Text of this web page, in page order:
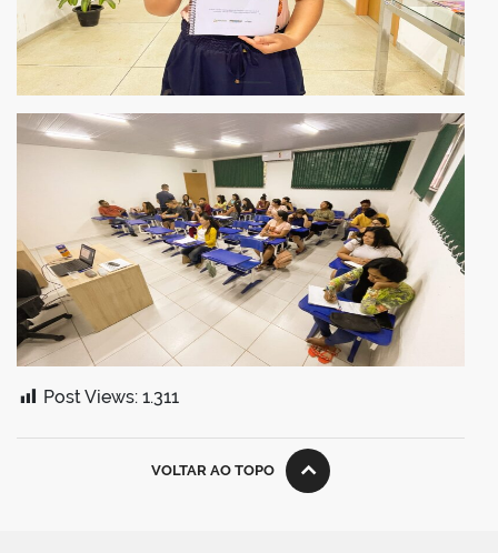
Post Views: 1.311
VOLTAR AO TOPO